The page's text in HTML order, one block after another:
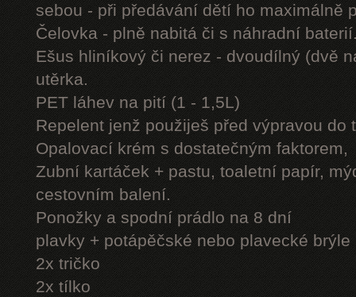
sebou - při předávání dětí ho maximálně
Čelovka - plně nabitá či s náhradní
Ešus hliníkový či nerez - dvoudílný (dvě
utěrka.
PET láhev na pití (1 - 1,5L)
Repelent jenž použiješ před výpravou do
Opalovací krém s dostatečným faktorem,
Zubní kartáček + pastu, toaletní papír,
cestovním balení.
Ponožky a spodní prádlo na 8 dní
plavky + potápěčské nebo plavecké brýle
2x tričko
2x tílko